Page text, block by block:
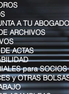
S
A TU ABOGADO
ARCHIVOS
ACTAS
para SOCIOS
y OTRAS